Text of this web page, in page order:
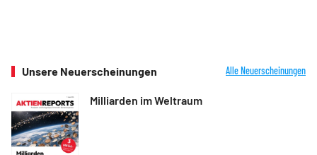
Unsere Neuerscheinungen Alle Neuerscheinungen
Milliarden im Weltraum